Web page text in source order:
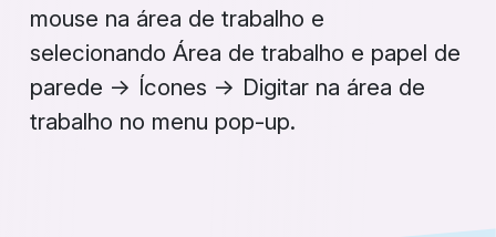
mouse na área de trabalho e
selecionando Área de trabalho e papel de
parede → Ícones → Digitar na área de
trabalho no menu pop-up.